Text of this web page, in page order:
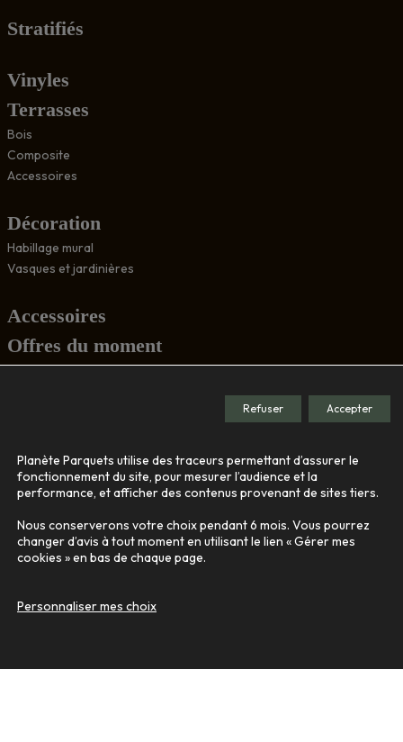
Stratifiés
Vinyles
Terrasses
Bois
Composite
Accessoires
Décoration
Habillage mural
Vasques et jardinières
Accessoires
Offres du moment
Le showroom
Nos engagements
Contact
Planète Parquets utilise des traceurs permettant d’assurer le
fonctionnement du site, pour mesurer l’audience et la
performance, et afficher des contenus provenant de sites tiers.
Nous conserverons votre choix pendant 6 mois. Vous pourrez
changer d’avis à tout moment en utilisant le lien « Gérer mes
cookies » en bas de chaque page.
Personnaliser mes choix
Accepter
Refuser